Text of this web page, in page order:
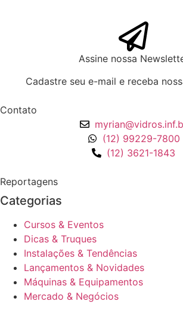
Assine nossa
Cadastre seu e-mail e receba
Contato
(12) 99229-7800
(12) 3621-1843
Reportagens
Categorias
Cursos & Eventos
Dicas & Truques
Instalações & Tendências
Lançamentos & Novidades
Máquinas & Equipamentos
Mercado & Negócios